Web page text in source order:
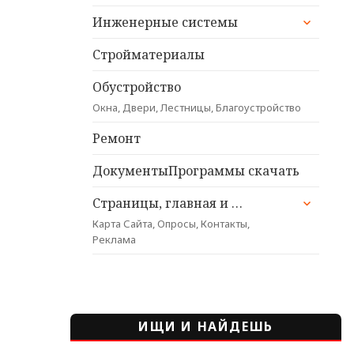
Инженерные системы
раскрыть
Стройматериалы
Обустройство
Окна, Двери, Лестницы, Благоустройство
Ремонт
ДокументыПрограммы скачать
Страницы, главная и …
Карта Сайта, Опросы, Контакты,
Реклама
раскрыть
ИЩИ И НАЙДЕШЬ